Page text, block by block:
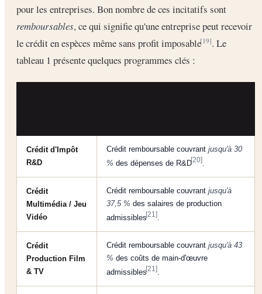
pour les entreprises. Bon nombre de ces incitatifs sont
remboursables, ce qui signifie qu'une entreprise peut recevoir
le crédit en espèces même sans profit imposable[19]. Le
tableau 1 présente quelques programmes clés :
Crédit d'Impôt
R&D
Crédit remboursable couvrant jusqu'à 30
% des dépenses de R&D[20]
Crédit
Multimédia / Jeu
Vidéo
Crédit remboursable couvrant jusqu'à
37,5 % des salaires de production
admissibles[21]
Crédit
Production Film
& TV
Crédit remboursable couvrant jusqu'à 43
% des coûts de main-d'œuvre
admissibles[21]